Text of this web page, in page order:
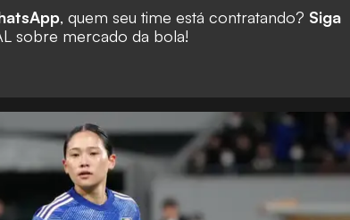
, quem seu time está contratando? Siga
sobre mercado da bola!